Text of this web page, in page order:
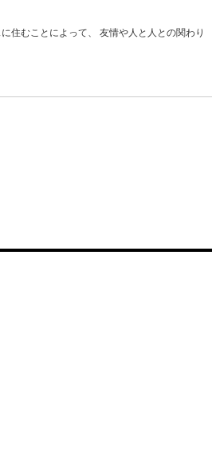
住むことによって、 友情や人と人との関わり